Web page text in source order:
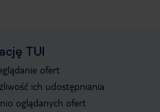
TUI
ofert
ich udostępniania
oglądanych ofert